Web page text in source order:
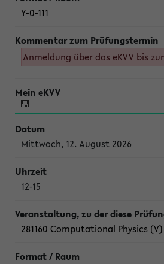
Y-0-111
Anmeldung über das eKVV bis
Mittwoch, 12. August 2026
12-15
281160 Computational Physics (V)